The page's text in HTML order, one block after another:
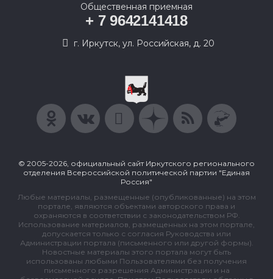
Общественная приемная
+ 7 9642141418
г. Иркутск, ул. Российская, д. 20
© 2005-2026, официальный сайт Иркутского регионального
отделения Всероссийской политической партии "Единая
Россия"
Любые материалы, размещенные (опубликованные) на этом
портале, являются объектами авторского права и
охраняются в соответствии с законодательством РФ.
Использование материалов, размещенных на этом портале,
допускается только с согласия Руководства или
Администрации портала (письменного или другой формы).
Новостные материалы этого портала могут быть
использованы любыми Пользователями без получения
письменного разрешения Администрации и на